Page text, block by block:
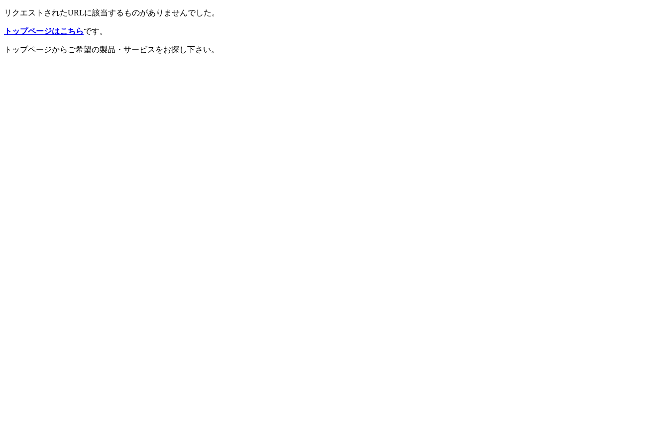
リクエストされたURLに該当するものがありませんでした。
トップページはこちらです。
トップページからご希望の製品・サービスをお探し下さい。